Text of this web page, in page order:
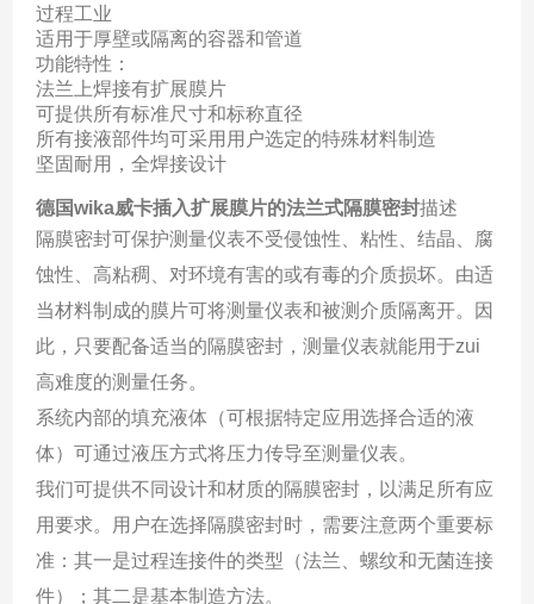
过程工业
适用于厚壁或隔离的容器和管道
功能特性：
法兰上焊接有扩展膜片
可提供所有标准尺寸和标称直径
所有接液部件均可采用用户选定的特殊材料制造
坚固耐用，全焊接设计
德国wika威卡插入扩展膜片的法兰式隔膜密封描述
隔膜密封可保护测量仪表不受侵蚀性、粘性、结晶、腐
蚀性、高粘稠、对环境有害的或有毒的介质损坏。由适
当材料制成的膜片可将测量仪表和被测介质隔离开。因
此，只要配备适当的隔膜密封，测量仪表就能用于zui
高难度的测量任务。
系统内部的填充液体（可根据特定应用选择合适的液
体）可通过液压方式将压力传导至测量仪表。
我们可提供不同设计和材质的隔膜密封，以满足所有应
用要求。用户在选择隔膜密封时，需要注意两个重要标
准：其一是过程连接件的类型（法兰、螺纹和无菌连接
件）；其二是基本制造方法。